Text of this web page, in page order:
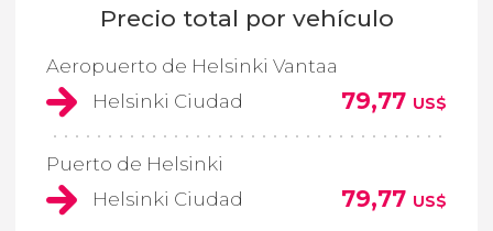
Precio total por vehículo
Aeropuerto de Helsinki Vantaa
Helsinki Ciudad
79,77 US$
Puerto de Helsinki
Helsinki Ciudad
79,77 US$